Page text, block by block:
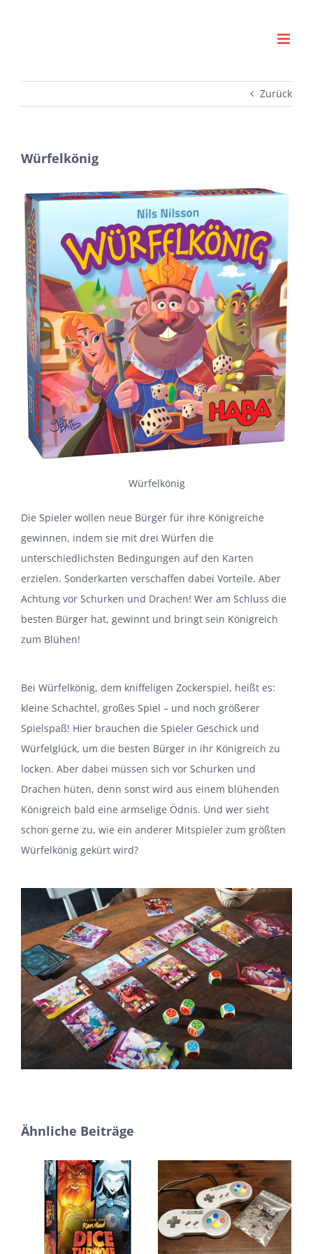
Zurück
Würfelkönig
Würfelkönig
Die Spieler wollen neue Bürger für ihre Königreiche
gewinnen, indem sie mit drei Würfen die
unterschiedlichsten Bedingungen auf den Karten
erzielen. Sonderkarten verschaffen dabei Vorteile. Aber
Achtung vor Schurken und Drachen! Wer am Schluss die
besten Bürger hat, gewinnt und bringt sein Königreich
zum Blühen!
Bei Würfelkönig, dem kniffeligen Zockerspiel, heißt es:
kleine Schachtel, großes Spiel – und noch größerer
Spielspaß! Hier brauchen die Spieler Geschick und
Würfelglück, um die besten Bürger in ihr Königreich zu
locken. Aber dabei müssen sich vor Schurken und
Drachen hüten, denn sonst wird aus einem blühenden
Königreich bald eine armselige Ödnis. Und wer sieht
schon gerne zu, wie ein anderer Mitspieler zum größten
Würfelkönig gekürt wird?
Ähnliche Beiträge